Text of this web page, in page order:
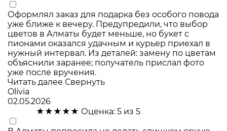
Оформлял заказ для подарка без особого повода
уже ближе к вечеру. Предупредили, что выбор
цветов в Алматы будет меньше, но букет с
пионами оказался удачным и курьер приехал в
нужный интервал. Из деталей: замену по цветам
объяснили заранее; получатель прислал фото
уже после вручения.
Читать далее Свернуть
Olivia
02.05.2026
★★★★★ Оценка: 5 из 5